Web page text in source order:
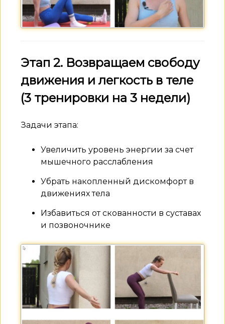
Этап 2. Возвращаем свободу
движения и легкость в теле
(3 тренировки на 3 недели)
Задачи этапа:
Увеличить уровень энергии за счет
мышечного расслабления
Убрать накопленный дискомфорт в
движениях тела
Избавиться от скованности в суставах
и позвоночнике